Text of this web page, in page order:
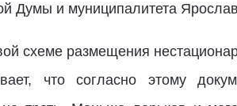
Думы и муниципалитета
схеме размещения
что согласно этому